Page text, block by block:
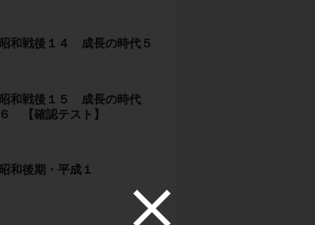
昭和戦後１４ 成長の時代５
昭和戦後１５ 成長の時代
６ 【確認テスト】
昭和後期・平成１